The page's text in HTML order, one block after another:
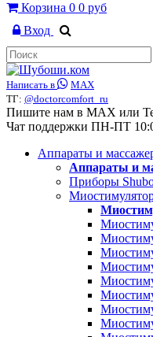
Корзина 0 0 руб
Вход
Написать в
MAX
ТГ: @doctorcomfort_ru
Пишите нам в MAX или
Чат поддержки ПН-ПТ
Аппараты и
Аппараты и
Приборы